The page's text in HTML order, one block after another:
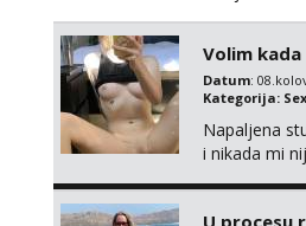
Volim
Datum:
Kategorija: Sex
Napaljena
i nikada mi
U procesu